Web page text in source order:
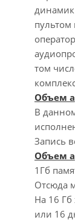
пультом
том
Объем
В
Запись
Объем
1Гб
Отсюда
На 16 Гб
или 16